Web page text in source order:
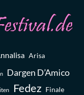
Arisa
Dargen D’Amico
Fedez Finale